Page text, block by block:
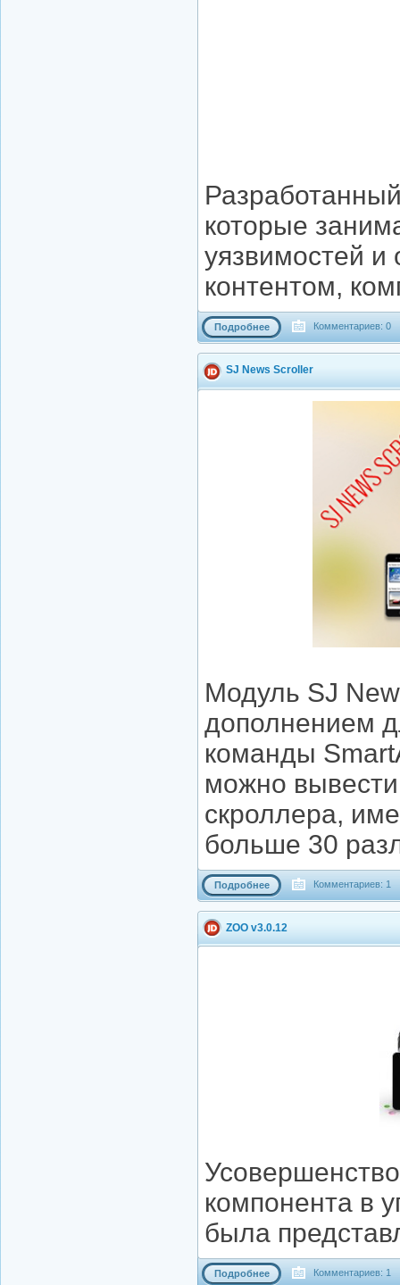
которые
уязвимостей и
контентом,
Подробнее Комментариев: 0
SJ News Scroller
Модуль SJ
дополнением
команды
можно
скроллера,
больше 30
Подробнее Комментариев: 1
ZOO v3.0.12
компонента в
была
Подробнее Комментариев: 1